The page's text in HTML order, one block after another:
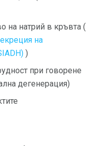
на натрий в кръвта (
на
)
при говорене
дегенерация)